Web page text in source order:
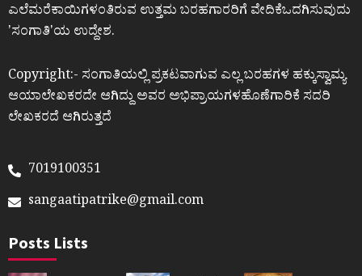
ಎಲೆಮರೆಕಾಯಿಗಳಂತಿರುವ ಉತ್ತಮ ಬರಹಗಾರರಿಗೆ ವೇದಿಕೆಒದಗಿಸುವುದು
ʼಸಂಗಾತಿʼಯ ಉದ್ದೇಶ.
Copyright:- ಸಂಗಾತಿಯಲ್ಲಿ ಪ್ರಕಟವಾಗುವ ಎಲ್ಲ ಬರಹಗಳ ಹಕ್ಕುಸ್ವಾಮ್ಯ
ಆಯಾಲೇಖಕರದೇ ಆಗಿದ್ದು ಅವರ ಅಭಿಪ್ರಾಯಗಳಹೊಣೆಗಾರಿಕೆ ಸದರಿ
ಲೇಖಕರದೆ ಆಗಿರುತ್ತದೆ
7019100351
sangaatipatrike@gmail.com
Posts Lists